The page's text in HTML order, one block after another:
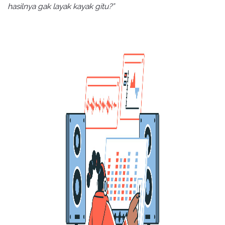
hasilnya gak layak kayak gitu?”